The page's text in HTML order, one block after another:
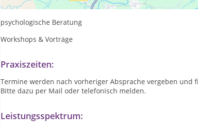
Seelsorge
psychologische Beratung
Workshops & Vorträge
Praxiszeiten:
Termine werden nach vorheriger Absprache vergeben
Bitte dazu per Mail oder telefonisch melden.
Leistungsspektrum: